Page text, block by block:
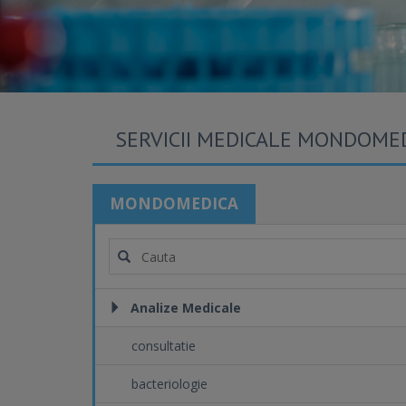
SERVICII MEDICALE
MONDOMEDICA
Analize Medicale
consultatie
bacteriologie